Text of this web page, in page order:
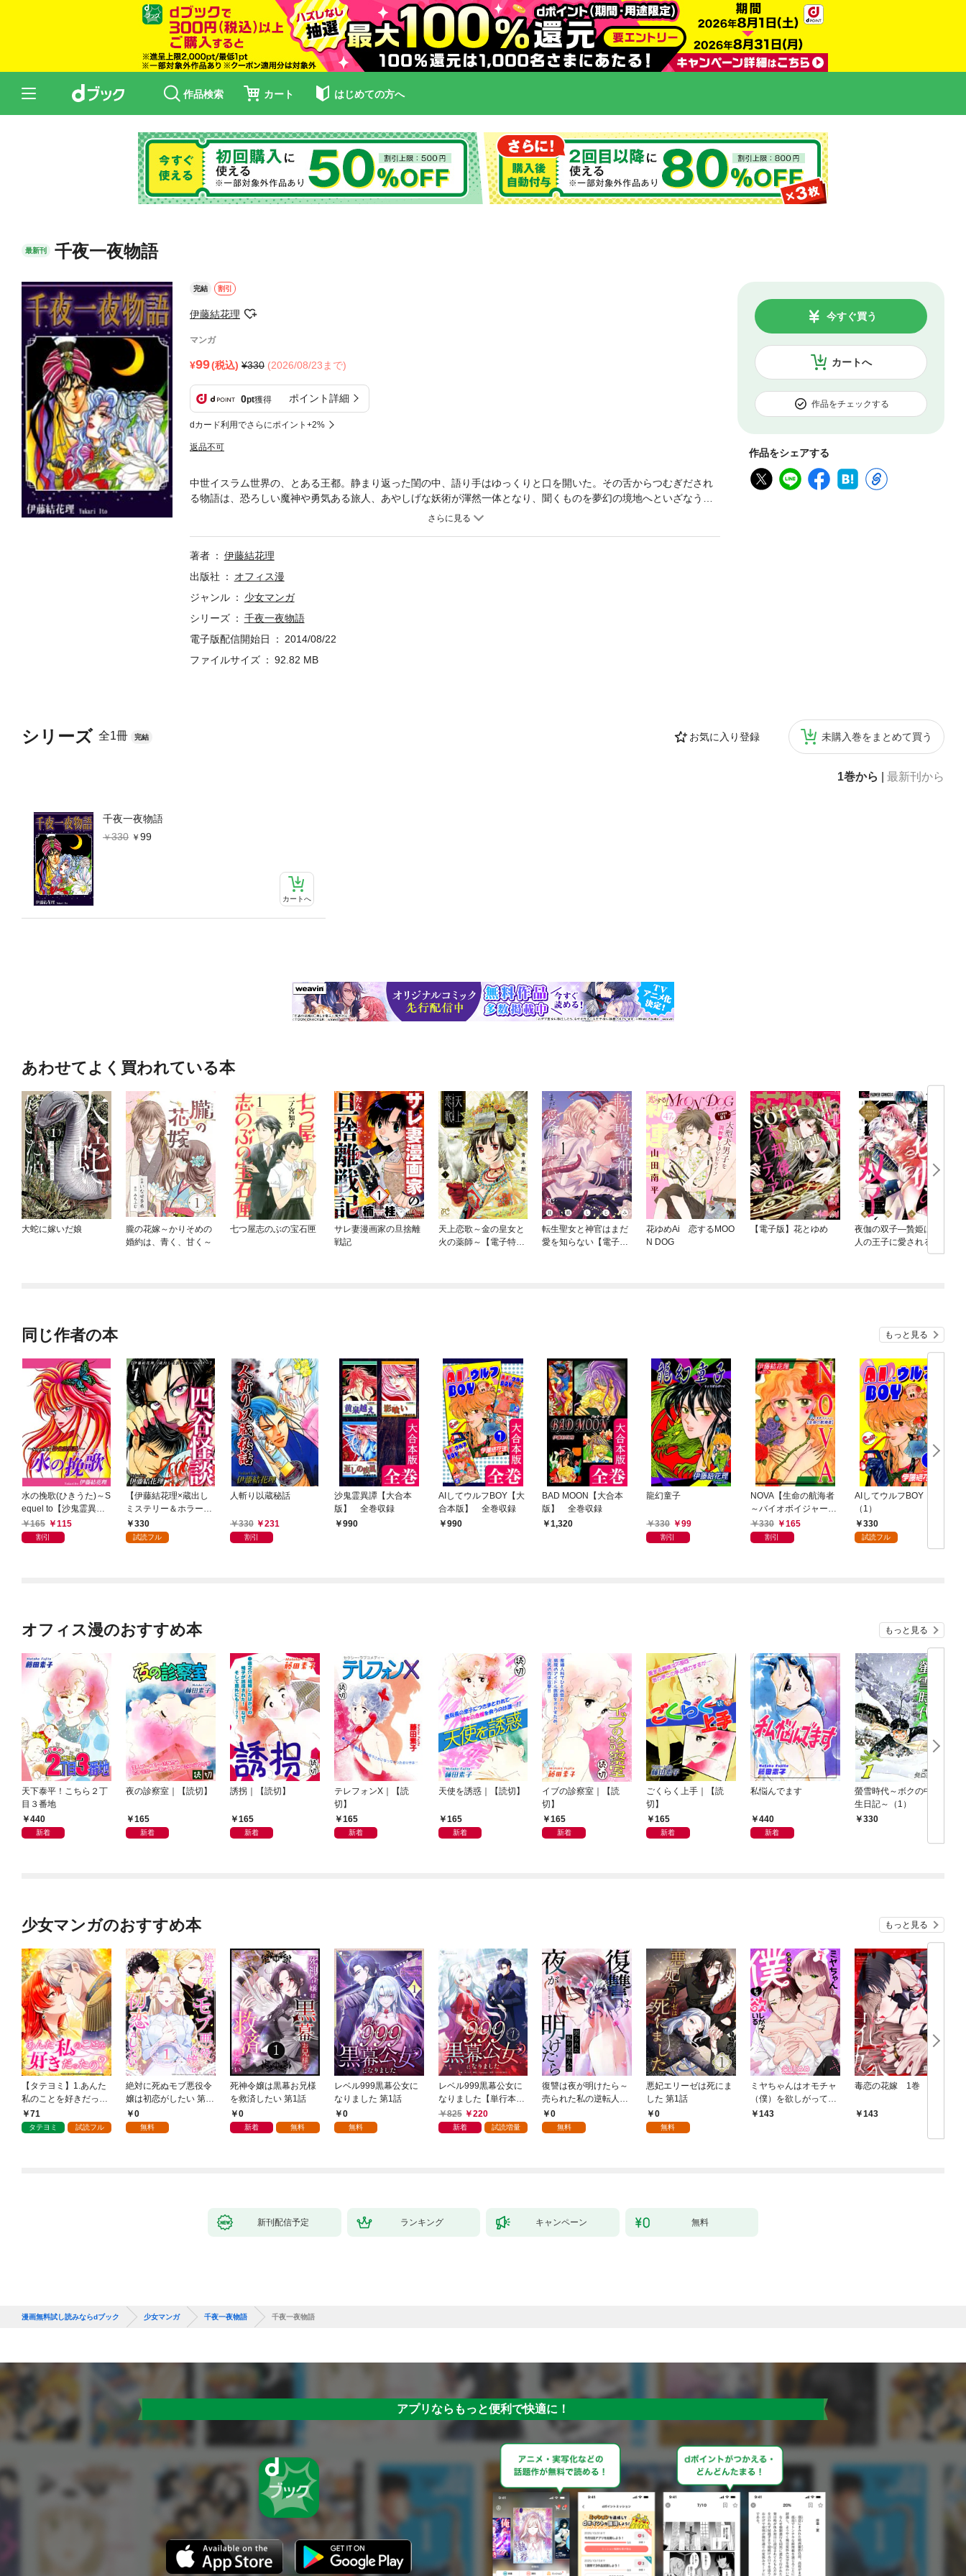
作品検索 カート はじめての方へ
最新刊 千夜一夜物語
完結 割引
伊藤結花理
マンガ
99(税込) 330 (2026/08/23まで)
0pt獲得 ポイント詳細
dカード利用でさらにポイント+2%
返品不可
カートへ
今すぐ買う
作品をチェックする
作品をシェアする
シリーズ 全1冊 完結 お気に入り登録 未購入巻をまとめて買う
1巻から 最新刊から
千夜一夜物語
330
99
カートへ
中世イスラム世界の、とある王都。静まり返った閨の中、語り手はゆっくりと口を開いた。その舌からつむぎだされ
る物語は、恐ろしい魔神や勇気ある旅人、あやしげな妖術が渾然一体となり、聞くものを夢幻の境地へといざなう。
クライマックスで話は途切れ、続きは次の夜へと持ち越される。言葉の主は稀代の語り手・シャハラザード、聞き手
い。
著者
伊藤結花理
出版社
オフィス漫
ジャンル
少女マンガ
シリーズ
千夜一夜物語
電子版配信開始日
2014/08/22
ファイルサイズ
92.82 MB
あわせてよく買われている本
大蛇に嫁いだ娘
朧の花嫁～かりそめの
婚約は、青く、甘く～
七つ屋志のぶの宝石匣
サレ妻漫画家の旦捨離
戦記
天上恋歌～金の皇女と
火の薬師～【電子特別
転生聖女と神官はまだ
愛を知らない【電子単
花ゆめAi 恋するMOO
N DOG
【電子版】花とゆめ
夜伽の双子—贄姫は二
人の王子に愛される—
同じ作者の本 もっと見る
水の挽歌(ひきうた)～S
equel to【沙鬼霊異
譚】～
165 115
割引
【伊藤結花理×蔵出し
ミステリー＆ホラー】
（1）｜四谷怪談
330
試読フル
人斬り以蔵秘話
330 231
割引
沙鬼霊異譚【大合本
版】 全巻収録
990
AIしてウルフBOY【大
合本版】 全巻収録
990
BAD MOON【大合本
版】 全巻収録
1,320
龍幻童子
330 99
割引
NOVA【生命の航海者
～バイオボイジャー
～】330 165
割引
AIしてウルフBOY
（1）
330
試読フル
オフィス漫のおすすめ本 もっと見る
天下泰平！こちら２丁
目３番地
440
新着
夜の診察室｜【読切】
165
新着
誘拐｜【読切】
165
新着
テレフォンX｜【読
切】
165
新着
天使を誘惑｜【読切】
165
新着
イブの診察室｜【読
切】
165
新着
ごくらく上手｜【読
切】
165
新着
私悩んでます
440
新着
螢雪時代～ボクの中学
生日記～（1）
330
少女マンガのおすすめ本 もっと見る
【タテヨミ】1.あんた
私のことを好きだった
の？
71
タテヨミ 試読フル
絶対に死ぬモブ悪役令
嬢は初恋がしたい 第1
話0
無料
死神令嬢は黒幕お兄様
を救済したい 第1話
0
新着 無料
レベル999黒幕公女に
なりました 第1話
0
無料
レベル999黒幕公女に
なりました【単行本
版】 1巻
825 220
新着 試読増量
復讐は夜が明けたら～
売られた私の逆転人生
(1)0
無料
悪妃エリーゼは死にま
した 第1話
0
無料
ミヤちゃんはオモチャ
（僕）を欲しがってい
る 1巻
143
毒恋の花嫁 1巻
143
新刊配信予定 ランキング キャンペーン 無料
漫画無料試し読みならdブック 少女マンガ 千夜一夜物語 千夜一夜物語
アプリならもっと便利で快適に！